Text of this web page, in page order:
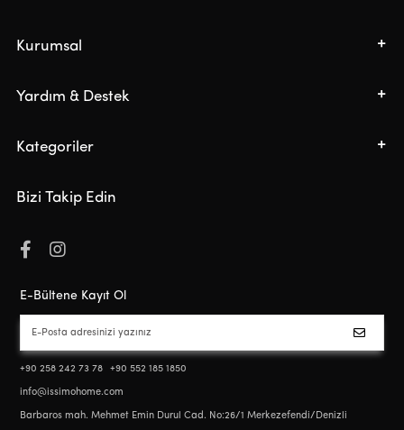
Kurumsal
Yardım & Destek
Kategoriler
Bizi Takip Edin
E-Bültene Kayıt Ol
+90 258 242 73 78 +90 552 185 1850
info@issimohome.com
Barbaros mah. Mehmet Emin Durul Cad. No:26/1 Merkezefendi/Denizli